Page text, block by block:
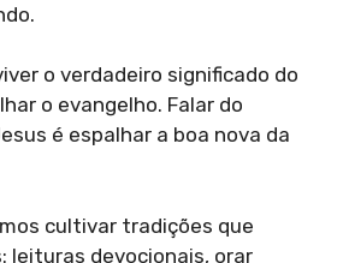
o verdadeiro significado do
o evangelho. Falar do
é espalhar a boa nova da
cultivar tradições que
leituras devocionais, orar